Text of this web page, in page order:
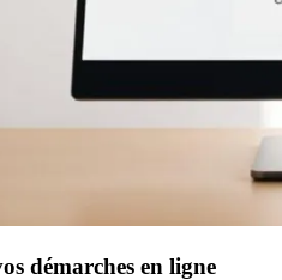
démarches en ligne